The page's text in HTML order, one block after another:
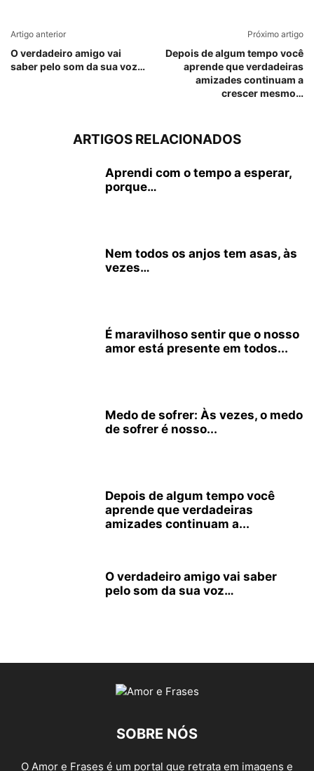
Artigo anterior
O verdadeiro amigo vai
saber pelo som da sua voz…
Próximo artigo
Depois de algum tempo você
aprende que verdadeiras
amizades continuam a
crescer mesmo…
ARTIGOS RELACIONADOS
Aprendi com o tempo a esperar,
porque…
Nem todos os anjos tem asas, às
vezes…
É maravilhoso sentir que o nosso
amor está presente em todos...
Medo de sofrer: Às vezes, o medo
de sofrer é nosso...
Depois de algum tempo você
aprende que verdadeiras
amizades continuam a...
O verdadeiro amigo vai saber
pelo som da sua voz…
SOBRE NÓS
O Amor e Frases é um portal que retrata em imagens e